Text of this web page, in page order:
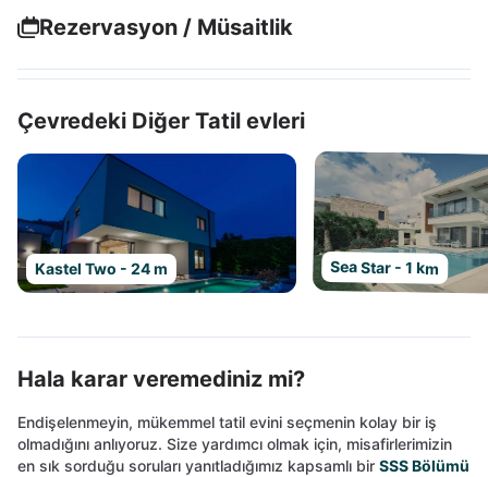
Rezervasyon / Müsaitlik
Çevredeki Diğer Tatil evleri
Kastel Two - 24 m Sea Star - 1 km
Hala karar veremediniz mi?
Endişelenmeyin, mükemmel tatil evini seçmenin kolay bir iş
olmadığını anlıyoruz. Size yardımcı olmak için, misafirlerimizin
en sık sorduğu soruları yanıtladığımız kapsamlı bir SSS Bölümü